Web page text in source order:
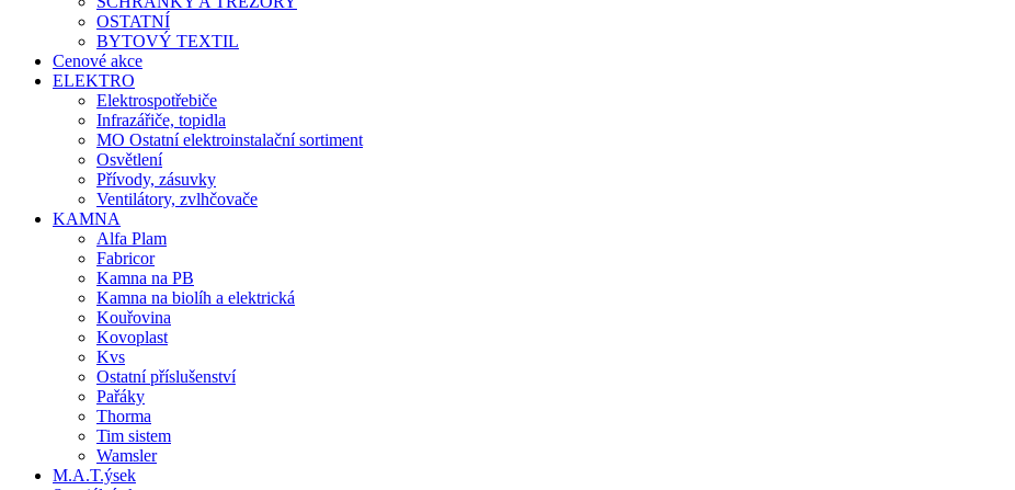
OSTATNÍ
BYTOVÝ TEXTIL
Cenové akce
ELEKTRO
Elektrospotřebiče
Infrazářiče, topidla
MO Ostatní elektroinstalační sortiment
Osvětlení
Přívody, zásuvky
Ventilátory, zvlhčovače
KAMNA
Alfa Plam
Fabricor
Kamna na PB
Kamna na biolíh a elektrická
Kouřovina
Kovoplast
Kvs
Ostatní příslušenství
Pařáky
Thorma
Tim sistem
Wamsler
M.A.T.ýsek